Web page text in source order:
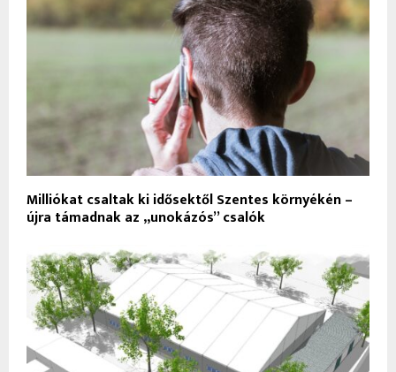
Milliókat csaltak ki idősektől Szentes környékén –
újra támadnak az „unokázós” csalók